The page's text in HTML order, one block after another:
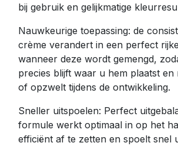
bij gebruik en gelijkmatige
Nauwkeurige toepassing: de
crème verandert in een perfect
wanneer deze wordt gemengd,
precies blijft waar u hem plaatst en
of opzwelt tijdens de ontwikkeling.
Sneller uitspoelen: Perfect
formule werkt optimaal in op het
efficiënt af te zetten en spoelt snel